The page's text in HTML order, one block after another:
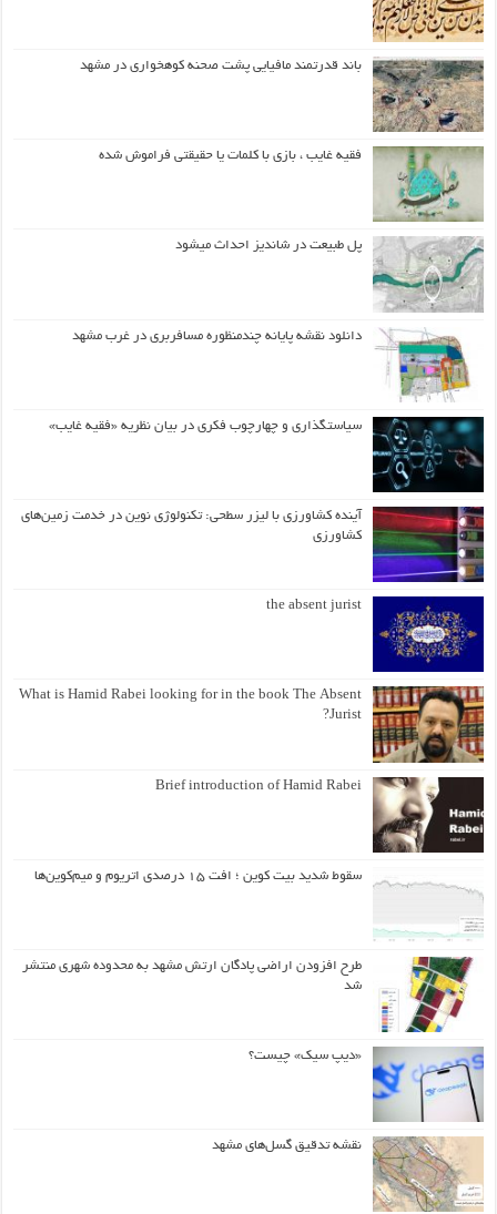
باند قدرتمند مافیایی پشت صحنه کوهخواری در مشهد
فقیه غایب ، بازی با کلمات یا حقیقتی فراموش شده
پل طبیعت در شاندیز احداث میشود
دانلود نقشه پایانه چندمنظوره مسافربری در غرب مشهد
سیاستگذاری و چهارچوب فکری در بیان نظریه «فقیه غایب»
آینده کشاورزی با لیزر سطحی: تکنولوژی نوین در خدمت زمین‌های
کشاورزی
the absent jurist
What is Hamid Rabei looking for in the book The Absent
Jurist?
Brief introduction of Hamid Rabei
سقوط شدید بیت کوین ؛ افت ۱۵ درصدی اتریوم و میم‌کوین‌ها
طرح افزودن اراضی پادگان ارتش مشهد به محدوده شهری منتشر
شد
«دیپ سیک» چیست؟
نقشه تدقیق گسل‌های مشهد